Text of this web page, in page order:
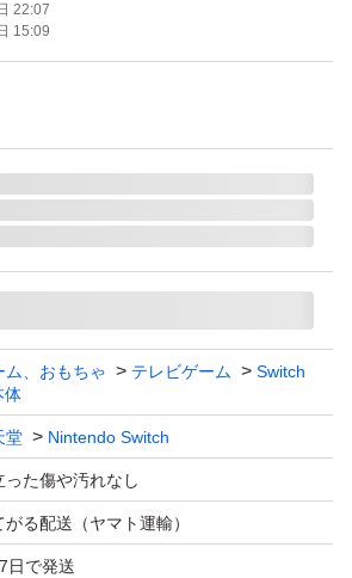
ことはないです。
にも目立つ傷はありませんが、中古品
の上ご購入ください。
ンブルー / （R）ネオンレッド
ック
アダプター
×2
22:07
15:09
ム、おもちゃ テレビゲーム
Switch
体
堂 Nintendo Switch
った傷や汚れなし
がる配送（ヤマト運輸）
日で発送